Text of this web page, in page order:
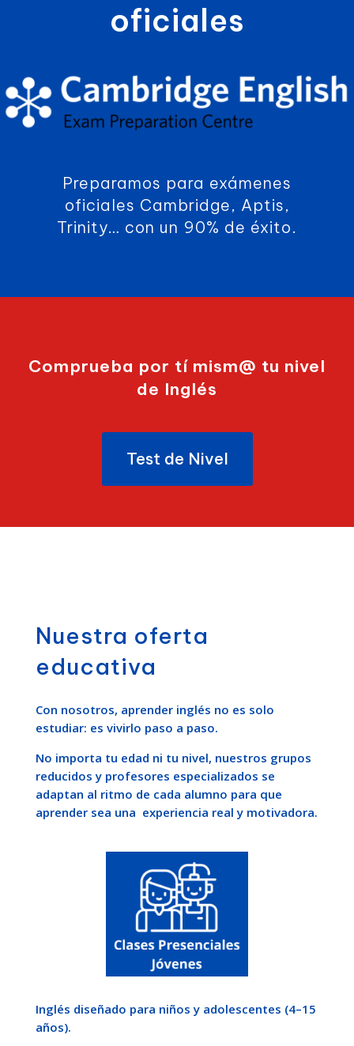
oficiales
Preparamos para exámenes
oficiales Cambridge, Aptis,
Trinity… con un 90% de éxito.
Comprueba por tí mism@ tu nivel
de Inglés
Test de Nivel
Nuestra oferta
educativa
Con nosotros, aprender inglés no es solo
estudiar: es vivirlo paso a paso.
No importa tu edad ni tu nivel, nuestros grupos
reducidos y profesores especializados se
adaptan al ritmo de cada alumno para que
aprender sea una experiencia real y motivadora.
Inglés diseñado para niños y adolescentes (4–15
años).